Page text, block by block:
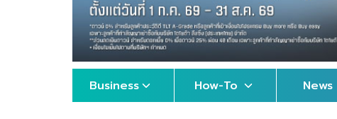
Business How-To News